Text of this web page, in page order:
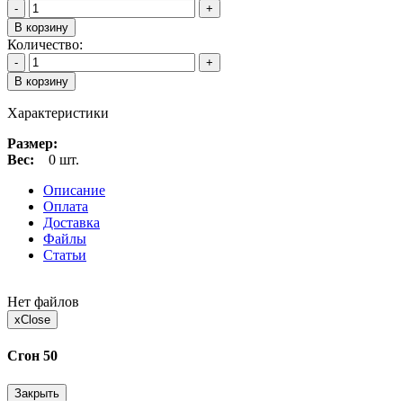
-
+
В корзину
Количество:
-
+
В корзину
Характеристики
Размер:
Вес:
0 шт.
Описание
Оплата
Доставка
Файлы
Статьи
Нет файлов
xClose
Сгон 50
Закрыть